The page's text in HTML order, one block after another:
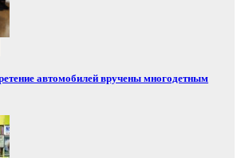
автомобилей вручены многодетным